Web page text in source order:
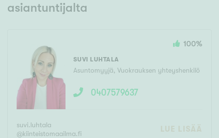
asiantuntijalta
100%
SUVI LUHTALA
Asuntomyyjä, Vuokrauksen yhteyshenkilö
0407579637
suvi.luhtala
@kiinteistomaailma.fi LUE LISÄÄ